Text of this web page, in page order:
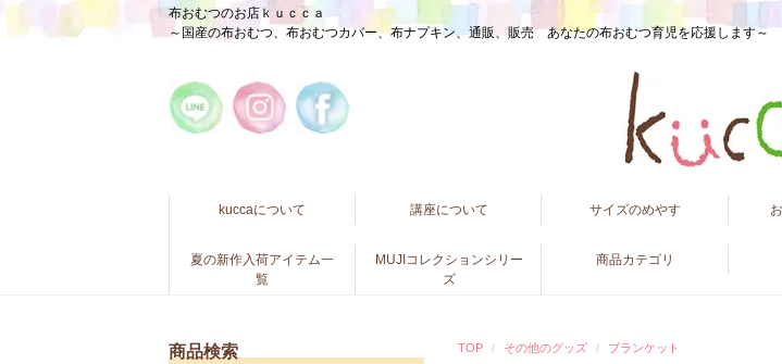
布おむつのお店ｋｕｃｃａ
～国産の布おむつ、布おむつカバー、布ナプキン、通販、販売 あなたの布おむつ育児を応援します～
kuccaについて 講座について サイズのめやす
夏の新作入荷アイテム一
覧
MUJIコレクションシリー
ズ
商品カテゴリ
TOP その他のグッズ ブランケット
商品検索